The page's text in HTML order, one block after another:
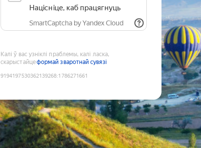
Націсніце, каб працягнуць
SmartCaptcha by Yandex Cloud
Калі ў вас узніклі праблемы, калі ласка,
скарыстайцеформай зваротнай сувязі
9194197530362139268:1786271661